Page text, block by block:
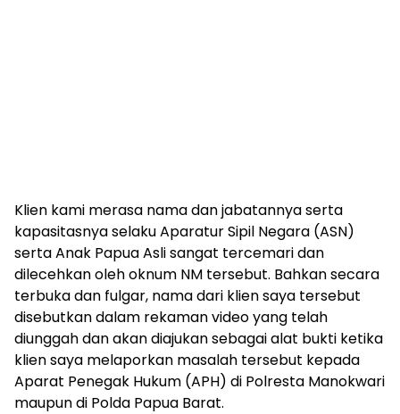
Klien kami merasa nama dan jabatannya serta
kapasitasnya selaku Aparatur Sipil Negara (ASN)
serta Anak Papua Asli sangat tercemari dan
dilecehkan oleh oknum NM tersebut. Bahkan secara
terbuka dan fulgar, nama dari klien saya tersebut
disebutkan dalam rekaman video yang telah
diunggah dan akan diajukan sebagai alat bukti ketika
klien saya melaporkan masalah tersebut kepada
Aparat Penegak Hukum (APH) di Polresta Manokwari
maupun di Polda Papua Barat.